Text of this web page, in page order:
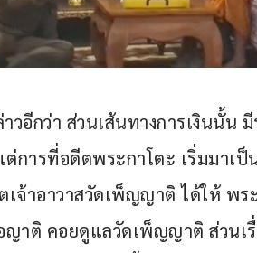
วอีกว่า ส่วนเส้นทางการเงินนั้น
ต่การที่อดีตพระกาโตะ เริ่มมาเ
จ้าอาวาสวัดเพ็ญญาติ ได้ให้ พร
ญาติ คอยดูแลวัดเพ็ญญาติ ส่วนเ